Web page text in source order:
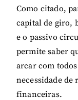
Como citado,
capital de giro,
e o passivo
permite saber
arcar com
necessidade de
financeiras.